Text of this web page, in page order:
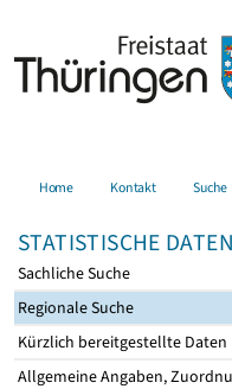
Home Kontakt Suche
STATISTISCHE DATEN
Sachliche Suche
Regionale Suche
Kürzlich bereitgestellte Daten
Allgemeine Angaben,